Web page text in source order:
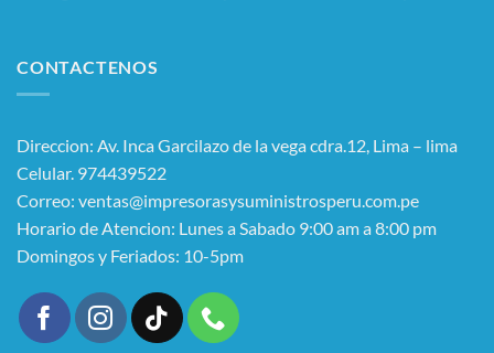
CONTACTENOS
Direccion: Av. Inca Garcilazo de la vega cdra.12, Lima – lima
Celular. 974439522
Correo: ventas@impresorasysuministrosperu.com.pe
Horario de Atencion: Lunes a Sabado 9:00 am a 8:00 pm
Domingos y Feriados: 10-5pm